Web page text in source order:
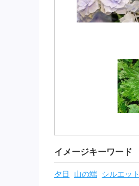
イメージキーワード
夕日 山の端 シルエット